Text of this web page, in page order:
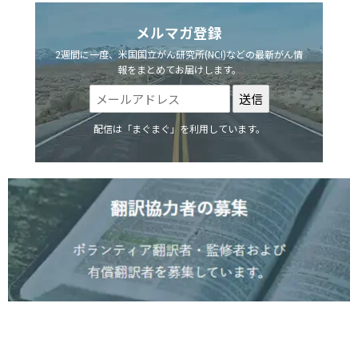
メルマガ登録
2週間に一度、米国国立がん研究所(NCI)などの最新がん情
報をまとめてお届けします。
配信は「まぐまぐ」を利用しています。